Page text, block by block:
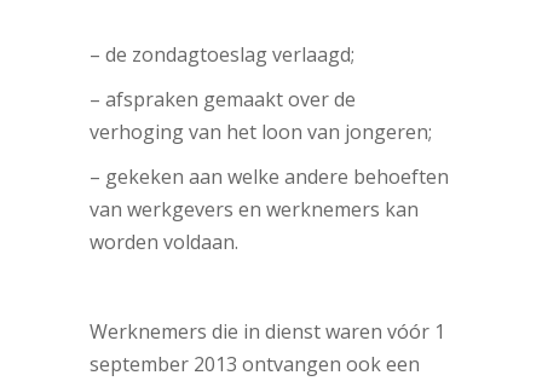
– de zondagtoeslag verlaagd;
– afspraken gemaakt over de
verhoging van het loon van jongeren;
– gekeken aan welke andere behoeften
van werkgevers en werknemers kan
worden voldaan.
Werknemers die in dienst waren vóór 1
september 2013 ontvangen ook een